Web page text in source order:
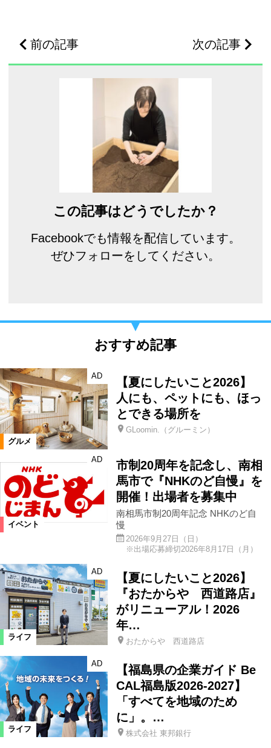
前の記事 次の記事
この記事はどうでしたか？
Facebookでも情報を配信しています。
ぜひフォローをしてください。
おすすめ記事
グルメ
AD
【夏にしたいこと2026】
人にも、ペットにも、ほっ
とできる場所を
GLoomin.（グルーミン）
イベント
AD
市制20周年を記念し、南相
馬市で『NHKのど自慢』を
開催！出場者を募集中
南相馬市制20周年記念 NHKのど自
慢
2026年9月27日（日）
※出場応募締切2026年8月17日（月）
ライフ
AD
【夏にしたいこと2026】
『おたからや 西道路店』
がリニューアル！2026
年…
おたからや 西道路店
ライフ
AD
【福島県の企業ガイド Be
CAL福島版2026-2027】
「すべてを地域のため
に」。…
株式会社 東邦銀行